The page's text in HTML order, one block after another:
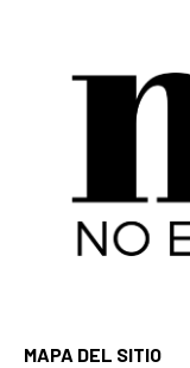
MAPA DEL SITIO